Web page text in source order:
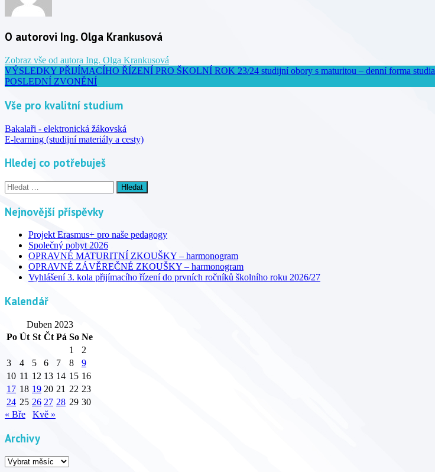
O autorovi Ing. Olga Krankusová
Zobraz vše od autora Ing. Olga Krankusová
VÝSLEDKY PŘIJÍMACÍHO ŘÍZENÍ PRO ŠKOLNÍ ROK 23/24 studijní obory s maturitou – denní forma studia
POSLEDNÍ ZVONĚNÍ
Vše pro kvalitní studium
Bakalaři - elektronická žákovská
E-learning (studijní materiály a cesty)
Hledej co potřebuješ
Vyhledávání
Nejnovější příspěvky
Projekt Erasmus+ pro naše pedagogy
Společný pobyt 2026
OPRAVNÉ MATURITNÍ ZKOUŠKY – harmonogram
OPRAVNÉ ZÁVĚREČNÉ ZKOUŠKY – harmonogram
Vyhlášení 3. kola přijímacího řízení do prvních ročníků školního roku 2026/27
Kalendář
Duben 2023
Po Út St Čt Pá So Ne
1
2
3
4 5 6 7 8
9
10 11 12 13 14 15 16
17 18 19 20 21 22 23
24 25 26 27 28 29 30
« Bře
Kvě »
Archivy
Archivy